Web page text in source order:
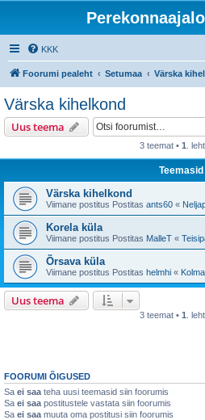
KKK
Foorumi pealeht Setumaa Värska
Värska kihelkond
Uus teema
3 teemat • 1 . leht
Teemasid
Värska kihelkond
Viimane postitus Postitas ants60 «
Korela küla
Viimane postitus Postitas MalleT «
Õrsava küla
Viimane postitus Postitas helmhi «
Uus teema
3 teemat • 1 . leht
FOORUMI ÕIGUSED
Sa ei saa teha uusi teemasid siin foorumis
Sa ei saa postitustele vastata siin foorumis
Sa ei saa muuta oma postitusi siin foorumis